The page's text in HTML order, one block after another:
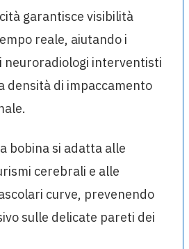
garantisce visibilità
reale, aiutando i
neuroradiologi interventisti
densità di impaccamento
bobina si adatta alle
cerebrali e alle
curve, prevenendo
sulle delicate pareti dei